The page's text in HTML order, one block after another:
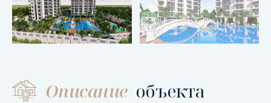
Описание объекта